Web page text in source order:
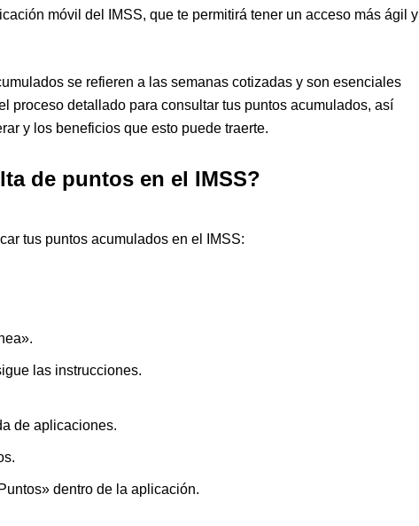
móvil del IMSS, que te permitirá tener un acceso más ágil y
se refieren a las semanas cotizadas y son esenciales
proceso detallado para consultar tus puntos acumulados, así
y los beneficios que esto puede traerte.
de puntos en el IMSS?
tus puntos acumulados en el IMSS:
las instrucciones.
de aplicaciones.
dentro de la aplicación.